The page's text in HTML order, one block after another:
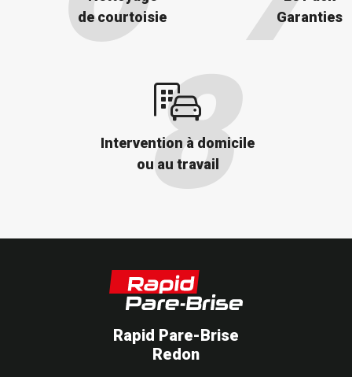
de courtoisie
Garanties
Intervention à domicile
ou au travail
Rapid Pare-Brise
Redon